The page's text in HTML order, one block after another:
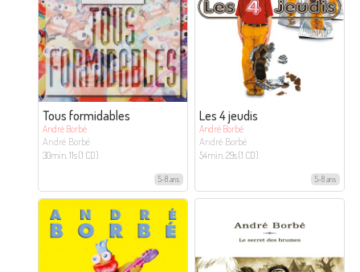
Tous formidables
André Borbé
André Borbé
30min. 11s (1 CD)
5-8 ans
Les 4 jeudis
André Borbé
André Borbé
54min. 29s (1 CD)
5-8 ans